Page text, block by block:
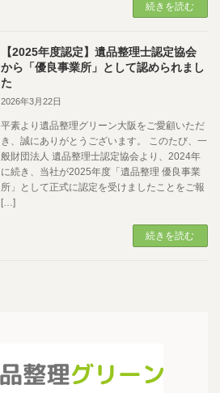
続きを読む
【2025年度認定】遺品整理士認定協会
から「優良事業所」として認められまし
た
2026年3月22日
平素より遺品整理グリーン大阪をご愛顧いただ
き、誠にありがとうございます。 このたび、一
般財団法人 遺品整理士認定協会より、2024年
に続き、当社が2025年度「遺品整理 優良事業
所」として正式に認定を受けましたことをご報
[…]
続きを読む